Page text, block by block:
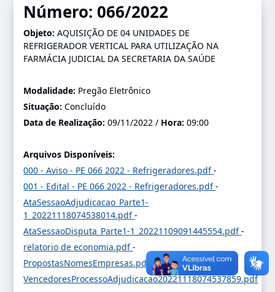
Número: 066/2022
Objeto:AQUISIÇÃO DE 04 UNIDADES DE
REFRIGERADOR VERTICAL PARA UTILIZAÇÃO NA
FARMÁCIA JUDICIAL DA SECRETARIA DA SAÚDE
Modalidade: Pregão Eletrônico
Situação:Concluído
Data de Realização:09/11/2022 / Hora:09:00
Arquivos Disponíveis:
000 - Aviso - PE 066 2022 - Refrigeradores.pdf-
001 - Edital - PE 066 2022 - Refrigeradores.pdf-
AtaSessaoAdjudicacao_Parte1-
1_20221118074538014.pdf-
AtaSessaoDisputa_Parte1-1_20221109091445554.pdf-
relatorio de economia.pdf-
PropostasNomesEmpresas.pdf -
VencedoresProcessoAdjudicacao20221118074537859.pdf